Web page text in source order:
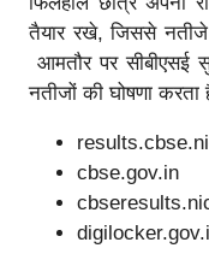
तैयार रखे, जिससे
आमतौर पर
नतीजों की घोषणा करता
cbse.gov.in